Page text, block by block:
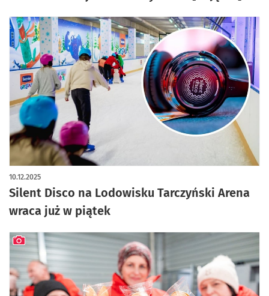
Silent Disco na Lodowisku Tarczyński Arena
wraca już w piątek
10.12.2025